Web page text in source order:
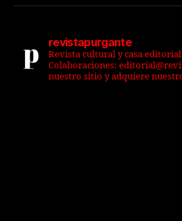
revistapurgante
Revista cultural y casa
Colaboraciones:
nuestro sitio y adquiere